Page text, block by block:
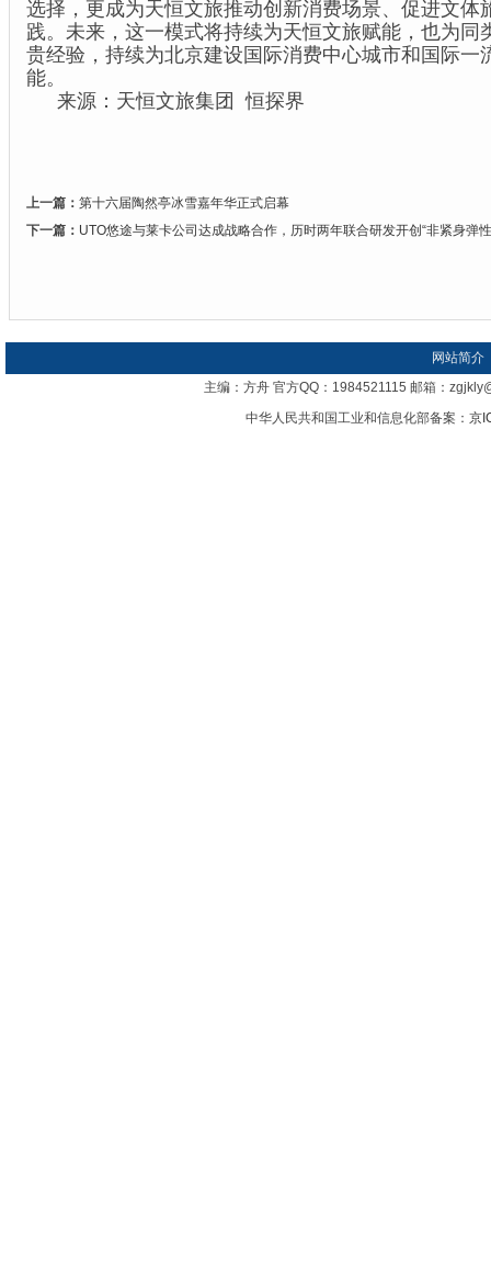
选择，更成为天恒文旅推动创新消费场景、促进文体
践。未来，这一模式将持续为天恒文旅赋能，也为同
贵经验，持续为北京建设国际消费中心城市和国际一
能。
来源：天恒文旅集团 恒探界
上一篇： 第十六届陶然亭冰雪嘉年华正式启幕
下一篇： UTO悠途与莱卡公司达成战略合作，历时两年联合研发开创“非紧身弹
网站简介
主编：方舟 官方QQ：1984521115 邮箱：
中华人民共和国工业和信息化部备案： 京